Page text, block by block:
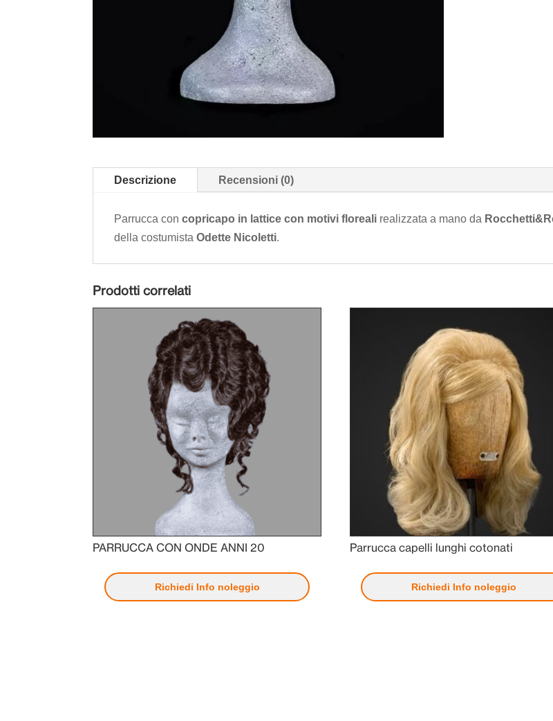
Descrizione Recensioni (0)
Parrucca concopricapo in lattice con motivi floreali realizzata a mano da
della costumistaOdette Nicoletti.
Prodotti correlati
PARRUCCA CON ONDE ANNI 20
Richiedi Info noleggio
Parrucca capelli lunghi cotonati
Richiedi Info noleggio